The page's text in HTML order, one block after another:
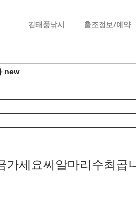
김태풍낚시 출조정보/예약
new
가세요씨알마리수최곱